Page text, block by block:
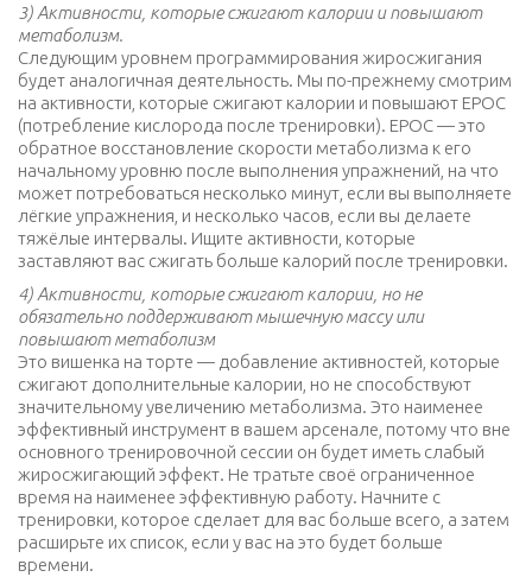
3) Активности, которые сжигают калории и повышают
метаболизм.
Следующим уровнем программирования жиросжигания
будет аналогичная деятельность. Мы по-прежнему смотрим
на активности, которые сжигают калории и повышают EPOC
(потребление кислорода после тренировки). EPOC — это
обратное восстановление скорости метаболизма к его
начальному уровню после выполнения упражнений, на что
может потребоваться несколько минут, если вы выполняете
лёгкие упражнения, и несколько часов, если вы делаете
тяжёлые интервалы. Ищите активности, которые
заставляют вас сжигать больше калорий после тренировки.
4) Активности, которые сжигают калории, но не
обязательно поддерживают мышечную массу или
повышают метаболизм
Это вишенка на торте — добавление активностей, которые
сжигают дополнительные калории, но не способствуют
значительному увеличению метаболизма. Это наименее
эффективный инструмент в вашем арсенале, потому что вне
основного тренировочной сессии он будет иметь слабый
жиросжигающий эффект. Не тратьте своё ограниченное
время на наименее эффективную работу. Начните с
тренировки, которое сделает для вас больше всего, а затем
расширьте их список, если у вас на это будет больше
времени.